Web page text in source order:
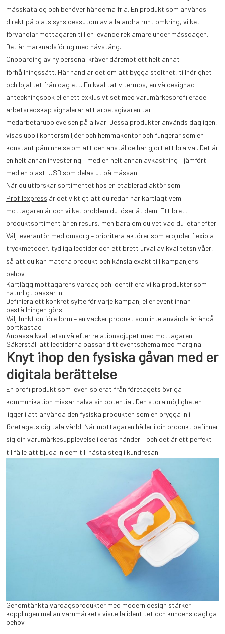
mässkatalog och behöver händerna fria. En produkt som används
direkt på plats syns dessutom av alla andra runt omkring, vilket
förvandlar mottagaren till en levande reklamare under mässdagen.
Det är marknadsföring med hävstång.
Onboarding av ny personal kräver däremot ett helt annat
förhållningssätt. Här handlar det om att bygga stolthet, tillhörighet
och lojalitet från dag ett. En kvalitativ termos, en väldesignad
anteckningsbok eller ett exklusivt set med varumärkesprofilerade
arbetsredskap signalerar att arbetsgivaren tar
medarbetarupplevelsen på allvar. Dessa produkter används dagligen,
visas upp i kontorsmiljöer och hemmakontor och fungerar som en
konstant påminnelse om att den anställde har gjort ett bra val. Det är
en helt annan investering – med en helt annan avkastning – jämfört
med en plast-USB som delas ut på mässan.
När du utforskar sortimentet hos en etablerad aktör som
Profilexpress är det viktigt att du redan har kartlagt vem
mottagaren är och vilket problem du löser åt dem. Ett brett
produktsortiment är en resurs, men bara om du vet vad du letar efter.
Välj leverantör med omsorg – prioritera aktörer som erbjuder flexibla
tryckmetoder, tydliga ledtider och ett brett urval av kvalitetsnivåer,
så att du kan matcha produkt och känsla exakt till kampanjens
behov.
Kartlägg mottagarens vardag och identifiera vilka produkter som
naturligt passar in
Definiera ett konkret syfte för varje kampanj eller event innan
beställningen görs
Välj funktion före form – en vacker produkt som inte används är ändå
bortkastad
Anpassa kvalitetsnivå efter relationsdjupet med mottagaren
Säkerställ att ledtiderna passar ditt eventschema med marginal
Knyt ihop den fysiska gåvan med er
digitala berättelse
En profilprodukt som lever isolerat från företagets övriga
kommunikation missar halva sin potential. Den stora möjligheten
ligger i att använda den fysiska produkten som en brygga in i
företagets digitala värld. När mottagaren håller i din produkt befinner
sig din varumärkesupplevelse i deras händer – och det är ett perfekt
tillfälle att bjuda in dem till nästa steg i kundresan.
Genomtänkta vardagsprodukter med modern design stärker
kopplingen mellan varumärkets visuella identitet och kundens dagliga
behov.